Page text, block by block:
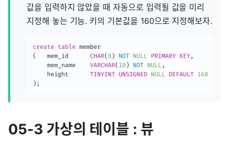
값을 입력하지 않았을 때 자동으로 입력될 값을 미리
지정해 놓는 기능. 키의 기본값을 160으로 지정해보자.
create table
(
CHAR(8 ) NOT NULL PRIMARY KEY,
VARCHAR( 10 ) NOT NULL,
TINYINT UNSIGNED NULL DEFAULT 160
) ;
05-3 가상의 테이블 : 뷰